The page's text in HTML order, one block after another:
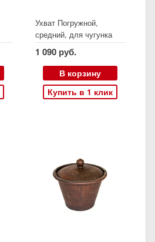
Ухват Погружной,
средний, для чугунка
керамического
1 090 руб.
В корзину
Купить в 1 клик